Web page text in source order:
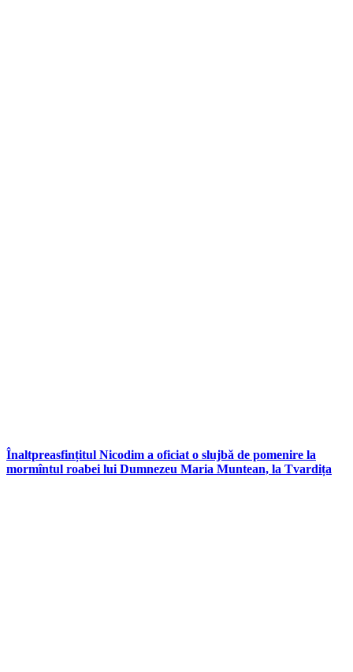
Înaltpreasfințitul Nicodim a oficiat o slujbă de pomenire la
mormîntul roabei lui Dumnezeu Maria Muntean, la Tvardița